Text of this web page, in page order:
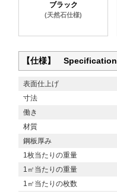
ブラック
(天然石仕様)
【仕様】 Specification
表面仕上げ
寸法
働き
材質
鋼板厚み
1枚当たりの重量
1㎡当たりの重量
1㎡当たりの枚数